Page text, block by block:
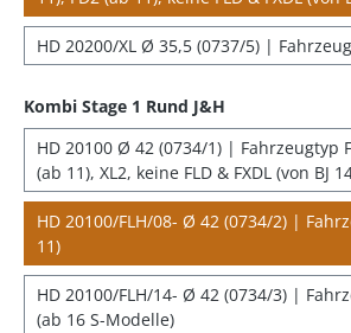
HD 20200/XL Ø 35,5 (0737/5) |
Kombi Stage 1 Rund J&H
HD 20100 Ø 42 (0734/1) | Fahrzeugtyp
(ab 11), XL2, keine FLD & FXDL (von BJ
HD 20100/FLH/08- Ø 42 (0734/2) |
11)
HD 20100/FLH/14- Ø 42 (0734/3) |
(ab 16 S-Modelle)